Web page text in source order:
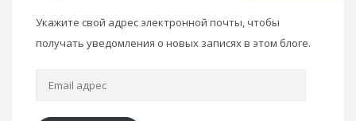
Укажите свой адрес электронной почты, чтобы
получать уведомления о новых записях в этом блоге.
Email